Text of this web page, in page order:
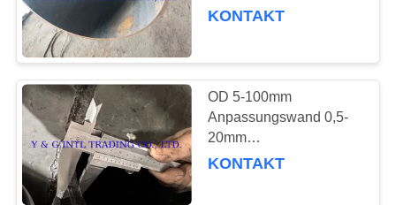
Hohles
Aluminiumrohr
26
Kohlenstoffstahl mit
KONTAKT
OD 5-100mm
Anpassungswand 0,5-
20mm
Kohlenstoffstahlrohrlösung
KONTAKT